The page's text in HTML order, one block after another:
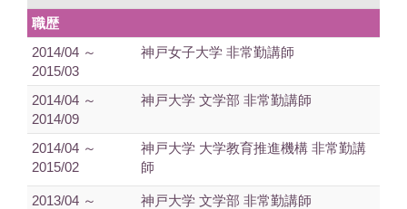
職歴
2014/04 ～
2015/03
神戸女子大学 非常勤講師
2014/04 ～
2014/09
神戸大学 文学部 非常勤講師
2014/04 ～
2015/02
神戸大学 大学教育推進機構 非常勤講
師
2013/04 ～
神戸大学 文学部 非常勤講師